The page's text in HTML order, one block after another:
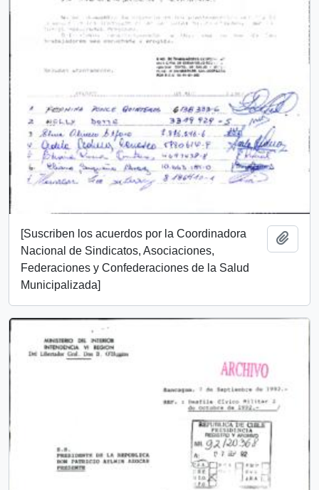
[Suscriben los acuerdos por la Coordinadora
Nacional de Sindicatos, Asociaciones,
Federaciones y Confederaciones de la Salud
Municipalizada]